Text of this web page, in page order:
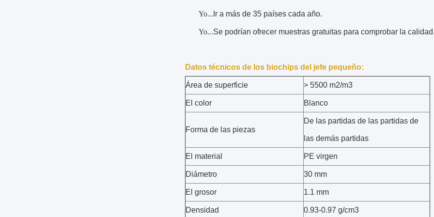
Yo... Ir a más de 35 países cada año.
Yo...Se podrían ofrecer muestras gratuitas para comprobar la
Datos técnicos de los biochips del jefe pequeño:
Área de superficie > 5500 m2/m3
El color Blanco
Forma de las piezas
De las partidas de las partidas de
las demás partidas
El material PE virgen
Diámetro 30 mm
El grosor 1.1 mm
Densidad 0.93-0.97 g/cm3